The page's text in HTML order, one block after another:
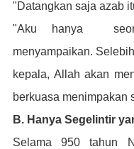
"Datangkan saja azab
"Aku hanya
menyampaikan.
kepala, Allah akan m
berkuasa menimpakan
B. Hanya Segelintir
Selama 950 tahun